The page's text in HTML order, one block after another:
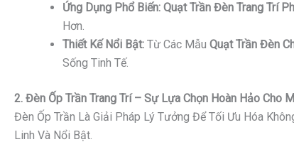
Ứng Dụng Phổ Biến: Quạt Trần Đèn Trang Trí
Hơn.
Thiết Kế Nổi Bật: Từ Các Mẫu Quạt Trần Đèn
Sống Tinh Tế.
2. Đèn Ốp Trần Trang Trí – Sự Lựa Chọn Hoàn Hảo Cho
Đèn Ốp Trần Là Giải Pháp Lý Tưởng Để Tối Ưu Hóa
Linh Và Nổi Bật.